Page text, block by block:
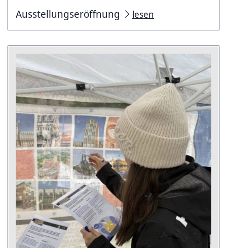
Ausstellungseröffnung
lesen